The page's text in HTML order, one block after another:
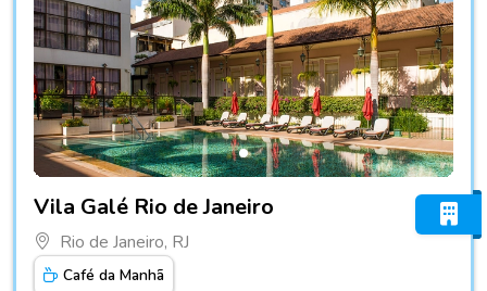
Vila Galé Rio de Janeiro
Rio de Janeiro, RJ
Café da Manhã